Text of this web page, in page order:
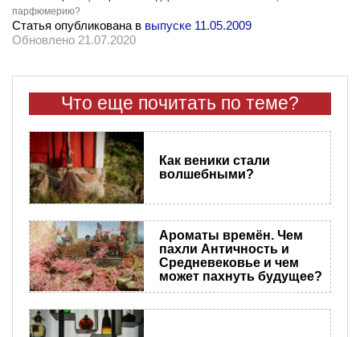
парфюмерию?
Статья опубликована в выпуске 11.05.2009
Обновлено 21.07.2020
Что еще почитать по теме?
Как веники стали
волшебными?
Ароматы времён. Чем
пахли Античность и
Средневековье и чем
может пахнуть будущее?